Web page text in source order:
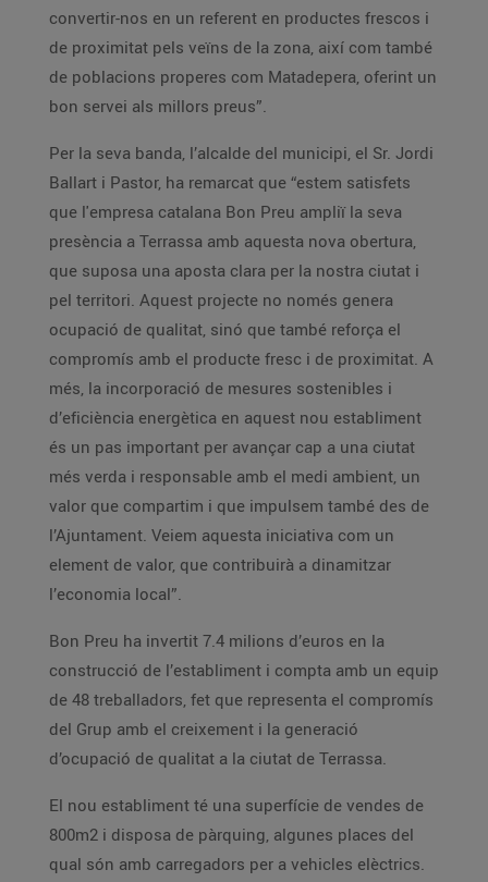
convertir-nos en un referent en productes frescos i
de proximitat pels veïns de la zona, així com també
de poblacions properes com Matadepera, oferint un
bon servei als millors preus”.
Per la seva banda, l’alcalde del municipi, el Sr. Jordi
Ballart i Pastor, ha remarcat que “estem satisfets
que l'empresa catalana Bon Preu ampliï la seva
presència a Terrassa amb aquesta nova obertura,
que suposa una aposta clara per la nostra ciutat i
pel territori. Aquest projecte no només genera
ocupació de qualitat, sinó que també reforça el
compromís amb el producte fresc i de proximitat. A
més, la incorporació de mesures sostenibles i
d’eficiència energètica en aquest nou establiment
és un pas important per avançar cap a una ciutat
més verda i responsable amb el medi ambient, un
valor que compartim i que impulsem també des de
l’Ajuntament. Veiem aquesta iniciativa com un
element de valor, que contribuirà a dinamitzar
l’economia local”.
Bon Preu ha invertit 7.4 milions d’euros en la
construcció de l’establiment i compta amb un equip
de 48 treballadors, fet que representa el compromís
del Grup amb el creixement i la generació
d’ocupació de qualitat a la ciutat de Terrassa.
El nou establiment té una superfície de vendes de
800m2 i disposa de pàrquing, algunes places del
qual són amb carregadors per a vehicles elèctrics.